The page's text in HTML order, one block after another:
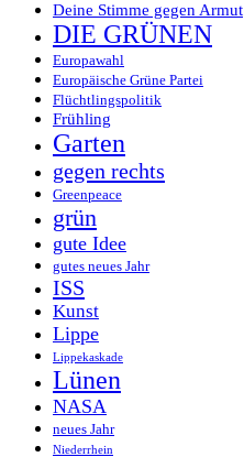
Deine Stimme gegen Armut
DIE GRÜNEN
Europawahl
Europäische Grüne Partei
Flüchtlingspolitik
Frühling
Garten
gegen rechts
Greenpeace
grün
gute Idee
gutes neues Jahr
ISS
Kunst
Lippe
Lippekaskade
Lünen
NASA
neues Jahr
Niederrhein